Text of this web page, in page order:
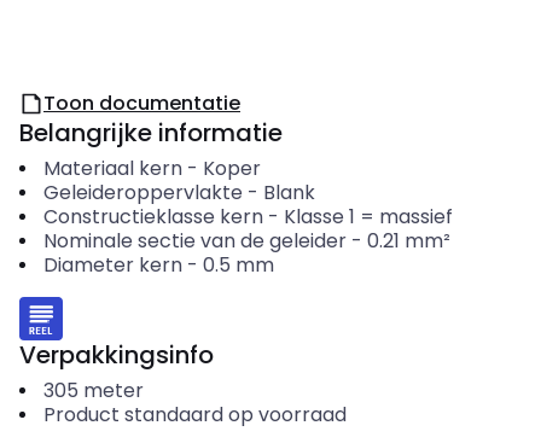
Toon documentatie
Belangrijke informatie
Materiaal kern- Koper
Geleideroppervlakte - Blank
Constructieklasse kern- Klasse 1 = massief
Nominale sectie van de geleider- 0.21 mm²
Diameter kern- 0.5 mm
Verpakkingsinfo
305 meter
Product standaard op voorraad